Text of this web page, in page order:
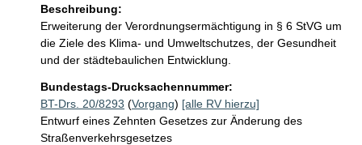
Beschreibung:
Erweiterung der Verordnungsermächtigung in § 6 StVG um
die Ziele des Klima- und Umweltschutzes, der Gesundheit
und der städtebaulichen Entwicklung.
Bundestags-Drucksachennummer:
BT-Drs. 20/8293 (Vorgang) [alle RV hierzu]
Entwurf eines Zehnten Gesetzes zur Änderung des
Straßenverkehrsgesetzes